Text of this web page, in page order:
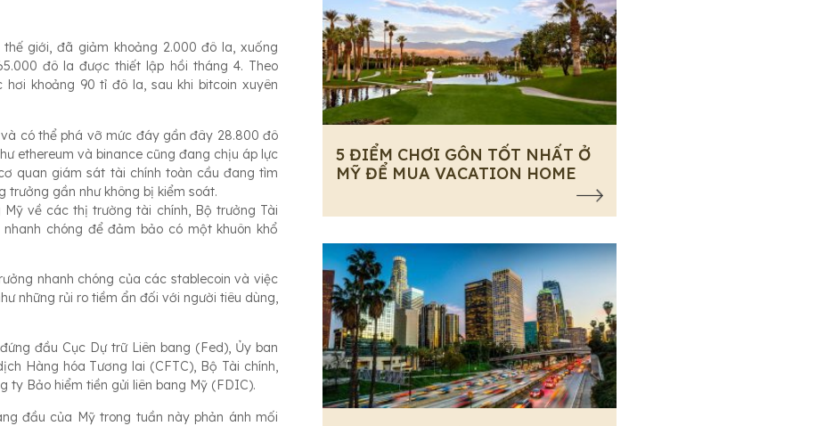
giới, đã giảm khoảng 2.000 đô la, xuống
đô la được thiết lập hồi tháng 4. Theo
khoảng 90 tỉ đô la, sau khi bitcoin xuyên
có thể phá vỡ mức đáy gần đây 28.800 đô
ethereum và binance cũng đang chịu áp lực
quan giám sát tài chính toàn cầu đang tìm
trưởng gần như không bị kiểm soát.
về các thị trường tài chính, Bộ trưởng Tài
chóng để đảm bảo có một khuôn khổ
nhanh chóng của các stablecoin và việc
những rủi ro tiềm ẩn đối với người tiêu dùng,
đầu Cục Dự trữ Liên bang (Fed), Ủy ban
Hàng hóa Tương lai (CFTC), Bộ Tài chính,
ty Bảo hiểm tiền gửi liên bang Mỹ (FDIC).
đầu của Mỹ trong tuần này phản ánh mối
5 ĐIỂM CHƠI GÔN TỐT NHẤT Ở
MỸ ĐỂ MUA VACATION HOME